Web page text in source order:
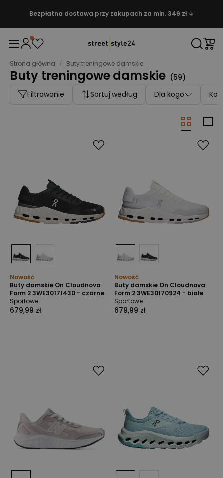
Bezpłatna dostawa przy zakupach za min. 349 zł ↓
Strona główna / Buty treningowe damskie
Buty treningowe damskie (59)
Filtrowanie
Sortuj według Dla kogo
Nowość
Buty damskie On Cloudnova
Form 2 3WE30171430 - czarne
Sportowe
679,99 zł
Nowość
Buty damskie On Cloudnova
Form 2 3WE30170924 - białe
Sportowe
679,99 zł